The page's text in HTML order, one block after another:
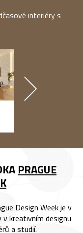
interiéry s
PRAGUE
Design Week je v
kreativním designu
a studií.